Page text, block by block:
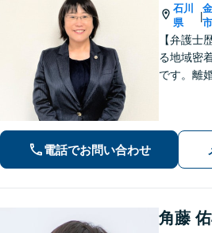
石川
県
|
市
【弁護士
る地域密
です。離
電話でお問い合わせ
角藤